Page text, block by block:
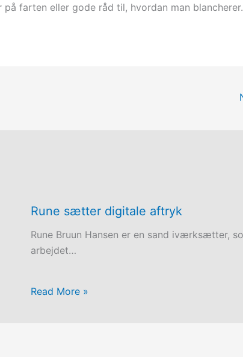
farten eller gode råd til, hvordan man blancherer.
Rune sætter digitale aftryk
Rune Bruun Hansen er en sand iværksætter,
arbejdet…
Read More »